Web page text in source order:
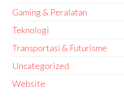
Gaming & Peralatan
Teknologi
Transportasi & Futurisme
Uncategorized
Website